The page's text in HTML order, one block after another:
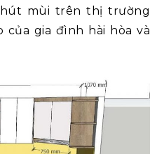
mùi trên thị trường
của gia đình hài hòa và